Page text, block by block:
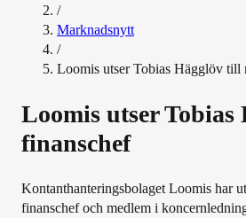
/
Marknadsnytt
/
Loomis utser Tobias Hägglöv till
Loomis utser
finanschef
Kontanthanteringsbolaget Loomis har
finanschef och medlem i